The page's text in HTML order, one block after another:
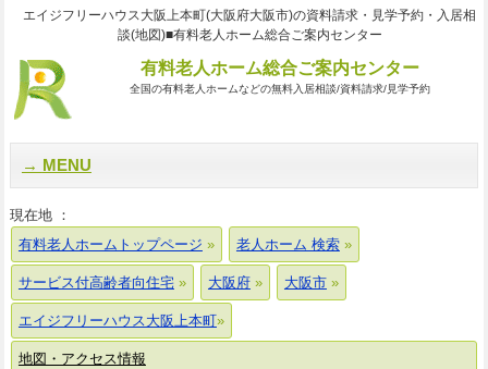
エイジフリーハウス大阪上本町(大阪府大阪市)の資料請求・見学予約・入居相
談(地図)■有料老人ホーム総合ご案内センター
有料老人ホーム総合ご案内センター
全国の有料老人ホームなどの無料入居相談/資料請求/見学予約
MENU
現在地 ：
有料老人ホームトップページ
老人ホーム 検索
サービス付高齢者向住宅 大阪府 大阪市
エイジフリーハウス大阪上本町
地図・アクセス情報